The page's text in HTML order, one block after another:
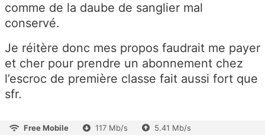
comme de la daube de sanglier mal
conservé.
Je réitère donc mes propos faudrait me payer
et cher pour prendre un abonnement chez
l’escroc de première classe fait aussi fort que
sfr.
Free Mobile 117 Mb/s 5.41 Mb/s